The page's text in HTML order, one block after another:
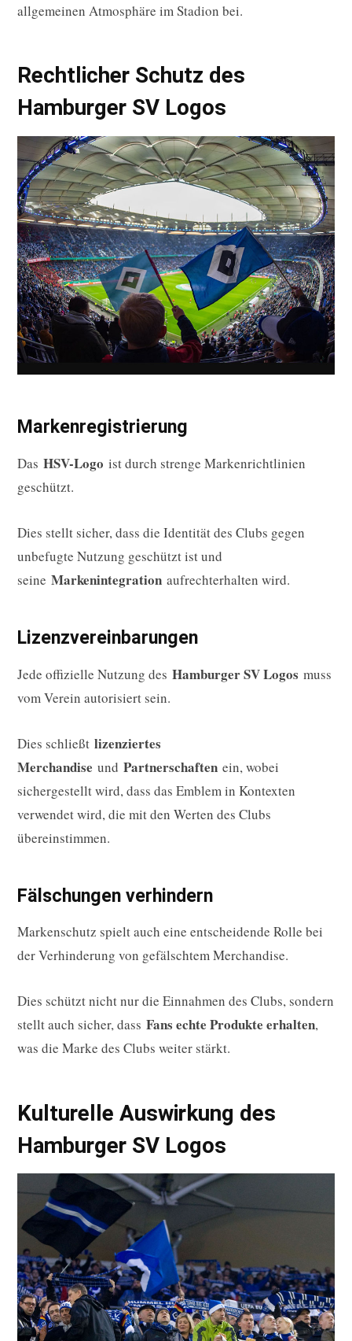
allgemeinen Atmosphäre im Stadion bei.
Rechtlicher Schutz des
Hamburger SV Logos
Markenregistrierung
Das HSV-Logo ist durch strenge Markenrichtlinien
geschützt.
Dies stellt sicher, dass die Identität des Clubs gegen
unbefugte Nutzung geschützt ist und
seine Markenintegration aufrechterhalten wird.
Lizenzvereinbarungen
Jede offizielle Nutzung des Hamburger SV Logos muss
vom Verein autorisiert sein.
Dies schließt lizenziertes
Merchandise und Partnerschaften ein, wobei
sichergestellt wird, dass das Emblem in Kontexten
verwendet wird, die mit den Werten des Clubs
übereinstimmen.
Fälschungen verhindern
Markenschutz spielt auch eine entscheidende Rolle bei
der Verhinderung von gefälschtem Merchandise.
Dies schützt nicht nur die Einnahmen des Clubs, sondern
stellt auch sicher, dass Fans echte Produkte erhalten,
was die Marke des Clubs weiter stärkt.
Kulturelle Auswirkung des
Hamburger SV Logos